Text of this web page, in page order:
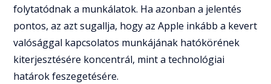
folytatódnak a munkálatok. Ha azonban a jelentés
pontos, az azt sugallja, hogy az Apple inkább a kevert
valósággal kapcsolatos munkájának hatókörének
kiterjesztésére koncentrál, mint a technológiai
határok feszegetésére.